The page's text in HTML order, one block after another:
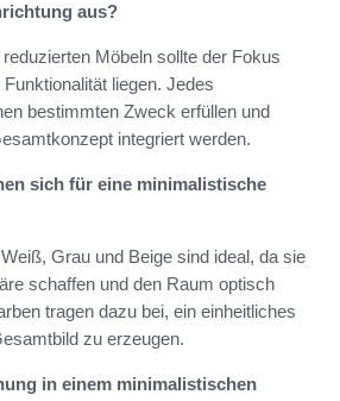
aus?
Möbeln sollte der Fokus
liegen. Jedes
bestimmten Zweck erfüllen und
integriert werden.
sich für eine minimalistische
Grau und Beige sind ideal, da sie
schaffen und den Raum optisch
tragen dazu bei, ein einheitliches
zu erzeugen.
in einem minimalistischen